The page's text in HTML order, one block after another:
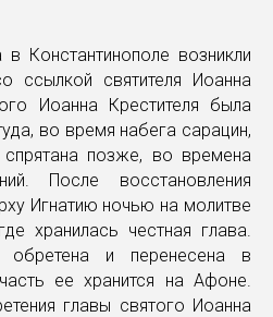
Константинополе возникли
ссылкой святителя Иоанна
Иоанна Крестителя была
во время набега сарацин,
позже, во времена
После восстановления
Игнатию ночью на молитве
хранилась честная глава.
и перенесена в
ее хранится на Афоне.
главы святого Иоанна